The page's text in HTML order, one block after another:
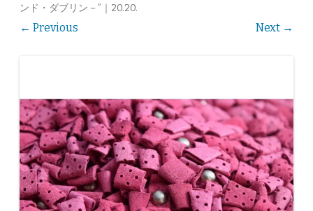
ンド・ダブリン－”｜20.20.
← Previous Next →